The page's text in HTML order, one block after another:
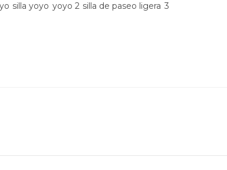
silla yoyo yoyo 2 silla de paseo ligera 3